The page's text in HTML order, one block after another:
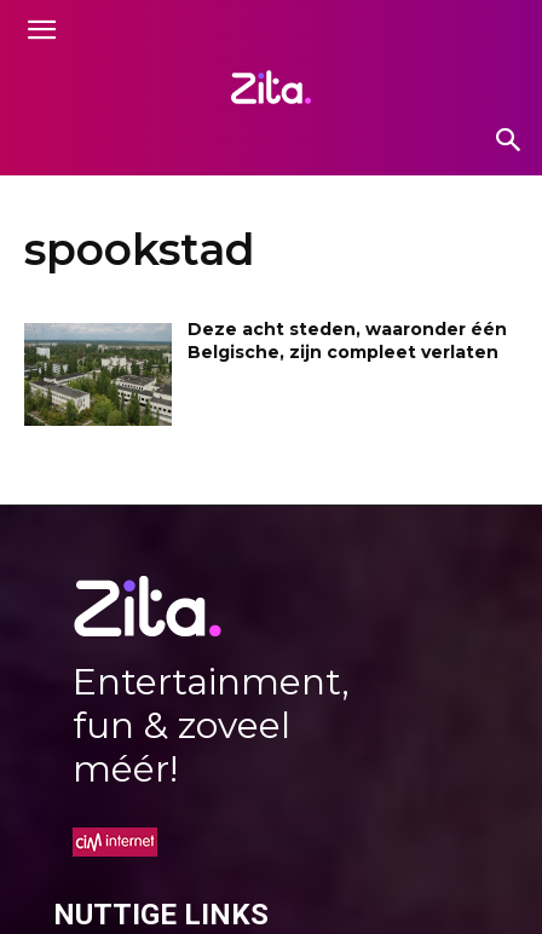
spookstad
Deze acht steden, waaronder één
Belgische, zijn compleet verlaten
Entertainment,
fun & zoveel
méér!
NUTTIGE LINKS